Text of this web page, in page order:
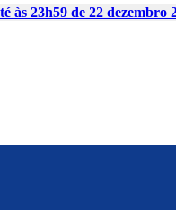
às 23h59 de 22 dezembro